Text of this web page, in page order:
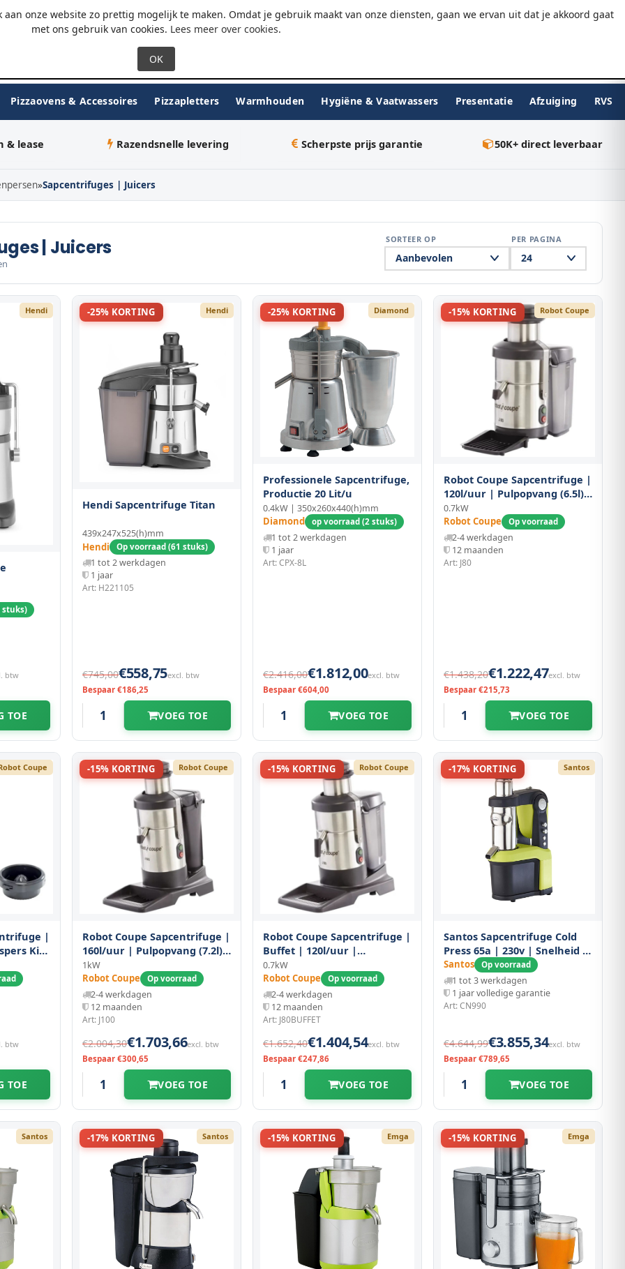
onze website zo prettig mogelijk te maken. Omdat je gebruik maakt van onze diensten, gaan we ervan uit dat je akkoord gaat
met ons gebruik van cookies. Lees meer over cookies.
- 18:00 WhatsApp ★★★★★9.7/10WebwinkelKeur Gratis verzending v.a. €75
Pizzaovens & Accessoires Pizzapletters Warmhouden Hygiëne & Vaatwassers Presentatie Afzuiging RVS
& lease Razendsnelle levering Scherpste prijs garantie 50K+ direct leverbaar
»Sapcentrifuges | Juicers
| Juicers SORTEER OP PER PAGINA
Hendi
stuks)
btw
TOE
-25% KORTING Hendi
Hendi Sapcentrifuge Titan
439x247x525(h)mm
Hendi Op voorraad (61 stuks)
1 tot 2 werkdagen
1 jaar
Art: H221105
€745,00€558,75excl. btw
Bespaar €186,25
VOEG TOE
-25% KORTING Diamond
Professionele Sapcentrifuge,
Productie 20 Lit/u
0.4kW | 350x260x440(h)mm
Diamond op voorraad (2 stuks)
1 tot 2 werkdagen
1 jaar
Art: CPX-8L
€2.416,00€1.812,00excl. btw
Bespaar €604,00
VOEG TOE
-15% KORTING Robot Coupe
Robot Coupe Sapcentrifuge |
120l/uur | Pulpopvang (6.5l) |
0.7kw (230v) |
235x535x500(h)mm
0.7kW
Robot Coupe Op voorraad
2-4 werkdagen
12 maanden
Art: J80
€1.438,20€1.222,47excl. btw
Bespaar €215,73
VOEG TOE
Coupe
|
Kit
btw
TOE
-15% KORTING Robot Coupe
Robot Coupe Sapcentrifuge |
160l/uur | Pulpopvang (7.2l) |
1kw (230v) |
260x565x630(h)mm
1kW
Robot Coupe Op voorraad
2-4 werkdagen
12 maanden
Art: J100
€2.004,30€1.703,66excl. btw
Bespaar €300,65
VOEG TOE
-15% KORTING Robot Coupe
Robot Coupe Sapcentrifuge |
Buffet | 120l/uur |
Pulpopvang (6.5l) | 0.7kw
(230v) | 260x565x595(h)mm
0.7kW
Robot Coupe Op voorraad
2-4 werkdagen
12 maanden
Art: J80BUFFET
€1.652,40€1.404,54excl. btw
Bespaar €247,86
VOEG TOE
-17% KORTING Santos
Santos Sapcentrifuge Cold
Press 65a | 230v | Snelheid 5-
80 Tpm 200x350x650(h)mm
Santos Op voorraad
1 tot 3 werkdagen
1 jaar volledige garantie
Art: CN990
€4.644,99€3.855,34excl. btw
Bespaar €789,65
VOEG TOE
Santos -17% KORTING Santos -15% KORTING Emga -15% KORTING Emga